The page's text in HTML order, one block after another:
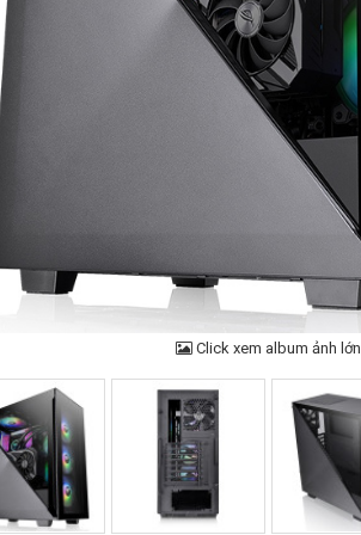
Click xem album ảnh lớn